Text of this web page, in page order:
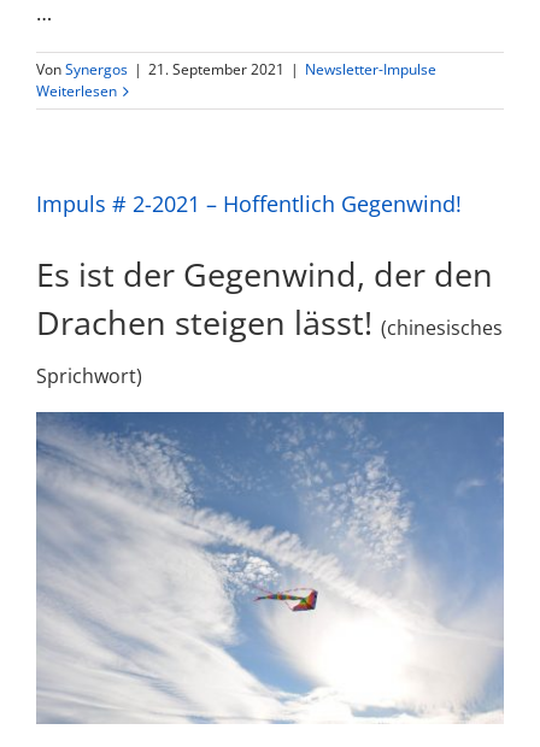
…
VonSynergos | 21. September 2021 | Newsletter-Impulse
Weiterlesen
Impuls # 2-2021 – Hoffentlich Gegenwind!
Es ist der Gegenwind, der den
Drachen steigen lässt! (chinesisches
Sprichwort)